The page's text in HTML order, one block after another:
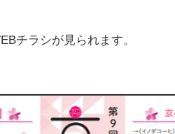
チラシが見られます。